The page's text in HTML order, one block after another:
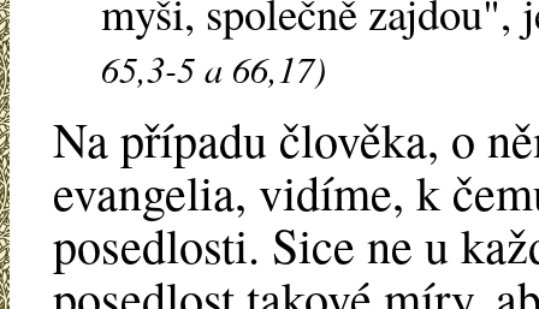
myši, společně
65,3-5 a 66,17)
Na případu člověka, o
evangelia, vidíme, k
posedlosti. Sice ne u